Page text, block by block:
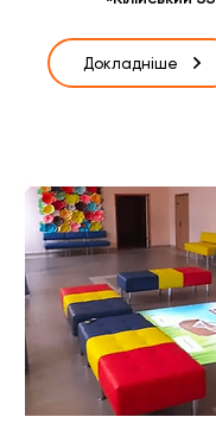
Докладніше